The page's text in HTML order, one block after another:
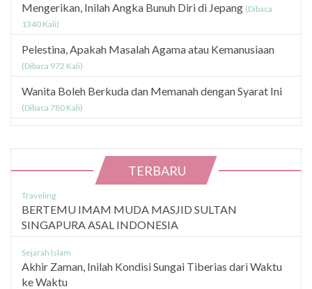
Mengerikan, Inilah Angka Bunuh Diri di Jepang (Dibaca
1340 Kali)
Pelestina, Apakah Masalah Agama atau Kemanusiaan
(Dibaca 972 Kali)
Wanita Boleh Berkuda dan Memanah dengan Syarat Ini
(Dibaca 780 Kali)
TERBARU
Traveling
BERTEMU IMAM MUDA MASJID SULTAN
SINGAPURA ASAL INDONESIA
Sejarah Islam
Akhir Zaman, Inilah Kondisi Sungai Tiberias dari Waktu
ke Waktu